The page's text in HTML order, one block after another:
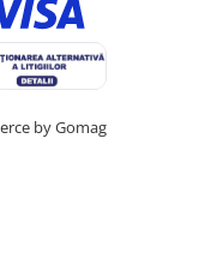
by Gomag